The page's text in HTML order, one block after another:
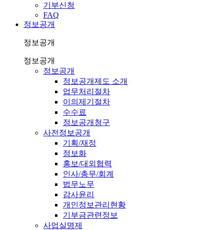
기부신청
FAQ
정보공개
정보공개
정보공개
정보공개
정보공개제도 소개
업무처리절차
이의제기절차
수수료
정보공개청구
사전정보공개
기획/재정
정보화
홍보/대외협력
인사/총무/회계
법무노무
감사윤리
개인정보관리현황
기부금관련정보
사업실명제